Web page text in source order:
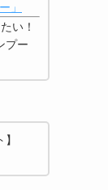
」
い！
プー